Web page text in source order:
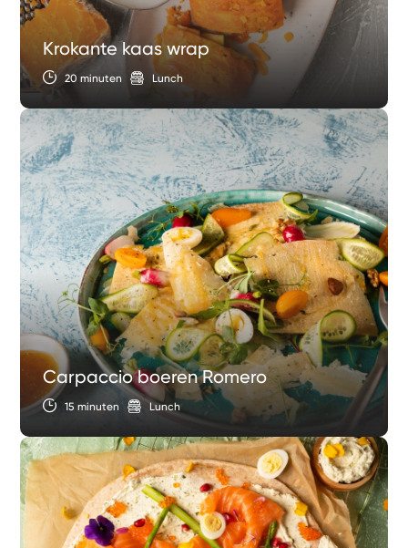
Krokante kaas wrap
20 minuten Lunch
Carpaccio boeren Romero
15 minuten Lunch